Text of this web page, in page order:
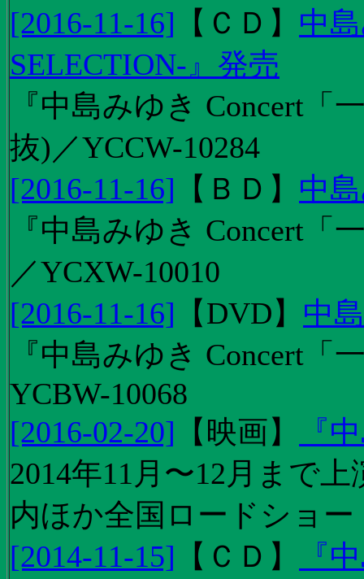
[2016-11-16] 【 ＣＤ 】 中
SELECTION-』発売
『中島みゆき Concert
抜)／YCCW-10284
[2016-11-16] 【 ＢＤ 】 中
『中島みゆき Concert
／YCXW-10010
[2016-11-16] 【DVD】 中
『中島みゆき Concert
YCBW-10068
[2016-02-20] 【 映画】
『
2014年11月〜12月まで
内ほか全国ロードショー
[2014-11-15] 【 ＣＤ 】
『